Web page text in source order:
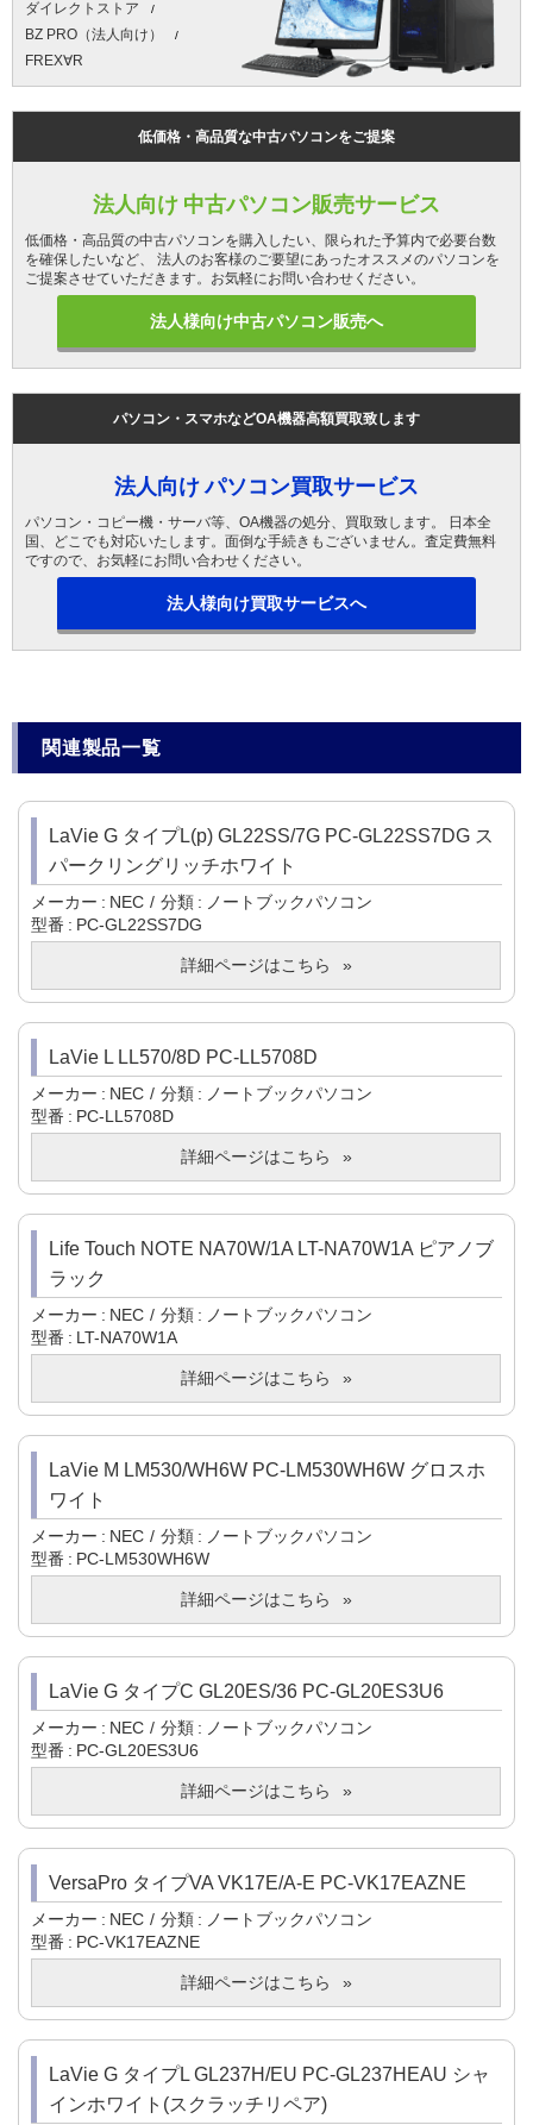
ダイレクトストア
BZ PRO（法人向け）
FREX∀R
低価格・高品質な中古パソコンをご提案
法人向け 中古パソコン販売サービス
低価格・高品質の中古パソコンを購入したい、限られた予算内で必要台数
を確保したいなど、 法人のお客様のご要望にあったオススメのパソコンを
ご提案させていただきます。お気軽にお問い合わせください。
法人様向け中古パソコン販売へ
パソコン・スマホなどOA機器高額買取致します
法人向け パソコン買取サービス
パソコン・コピー機・サーバ等、OA機器の処分、買取致します。 日本全
国、どこでも対応いたします。面倒な手続きもございません。査定費無料
ですので、お気軽にお問い合わせください。
法人様向け買取サービスへ
関連製品一覧
LaVie G タイプL(p) GL22SS/7G PC-GL22SS7DG ス
パークリングリッチホワイト
メーカー NEC 分類
ノートブックパソコン
型番
PC-GL22SS7DG
詳細ページはこちら
LaVie L LL570/8D PC-LL5708D
メーカー NEC 分類
ノートブックパソコン
型番
PC-LL5708D
詳細ページはこちら
Life Touch NOTE NA70W/1A LT-NA70W1A ピアノブ
ラック
メーカー NEC 分類
ノートブックパソコン
型番
LT-NA70W1A
詳細ページはこちら
LaVie M LM530/WH6W PC-LM530WH6W グロスホ
ワイト
メーカー NEC 分類
ノートブックパソコン
型番
PC-LM530WH6W
詳細ページはこちら
LaVie G タイプC GL20ES/36 PC-GL20ES3U6
メーカー NEC 分類
ノートブックパソコン
型番
PC-GL20ES3U6
詳細ページはこちら
VersaPro タイプVA VK17E/A-E PC-VK17EAZNE
メーカー NEC 分類
ノートブックパソコン
型番
PC-VK17EAZNE
詳細ページはこちら
LaVie G タイプL GL237H/EU PC-GL237HEAU シャ
インホワイト(スクラッチリペア)